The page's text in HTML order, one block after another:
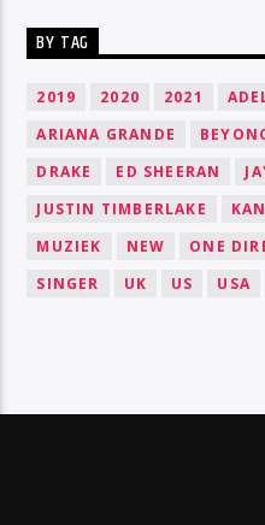
BY TAG
2019 2020 2021
ARIANA GRANDE
DRAKE
ED SHEERAN
JUSTIN TIMBERLAKE
MUZIEK
NEW ONE
SINGER
UK US USA